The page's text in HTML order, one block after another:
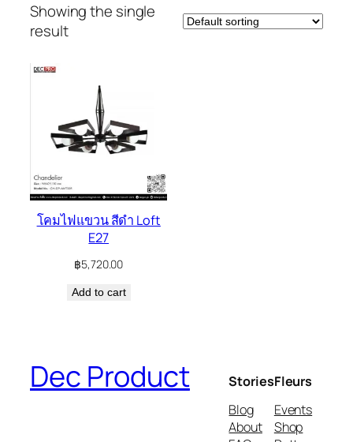
Showing the single
result
โคมไฟแขวน สีดำ Loft
E27
฿5,720.00
Add to cart
Dec Product
Stories
Blog
About
Fleurs
Events
Shop